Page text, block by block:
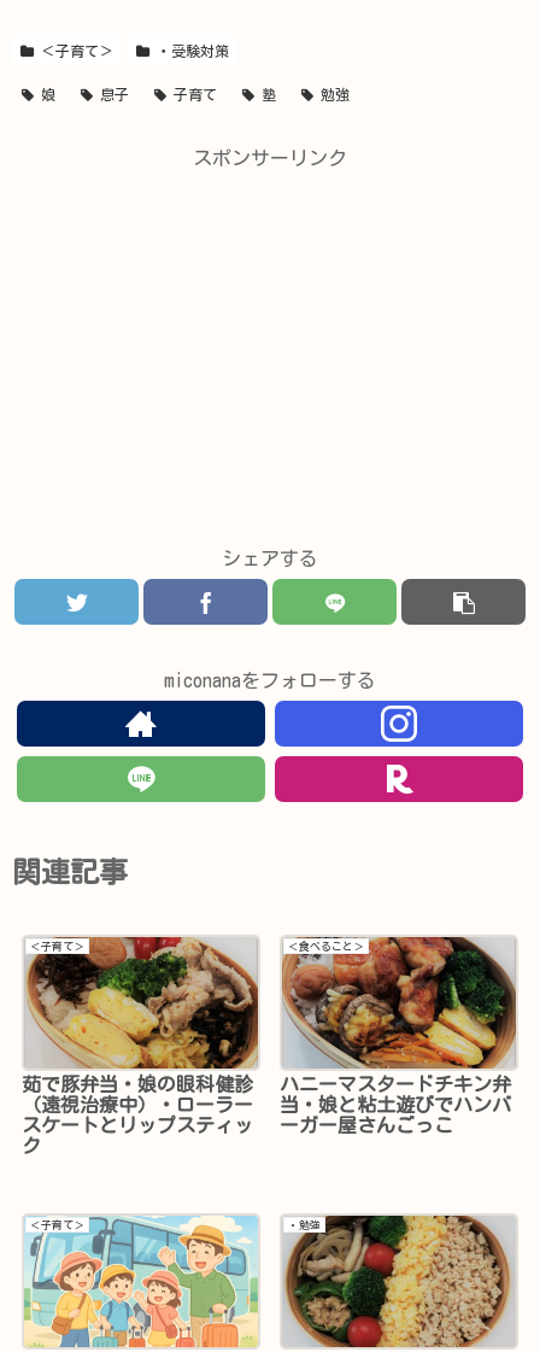
＜子育て＞ ・受験対策
娘 息子 子育て 塾 勉強
スポンサーリンク
シェアする
miconanaをフォローする
関連記事
＜子育て＞
茹で豚弁当・娘の眼科健診
（遠視治療中）・ローラー
スケートとリップスティッ
ク
＜食べること＞
ハニーマスタードチキン弁
当・娘と粘土遊びでハンバ
ーガー屋さんごっこ
＜子育て＞ ・勉強